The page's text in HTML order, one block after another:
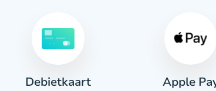
Debietkaart Apple